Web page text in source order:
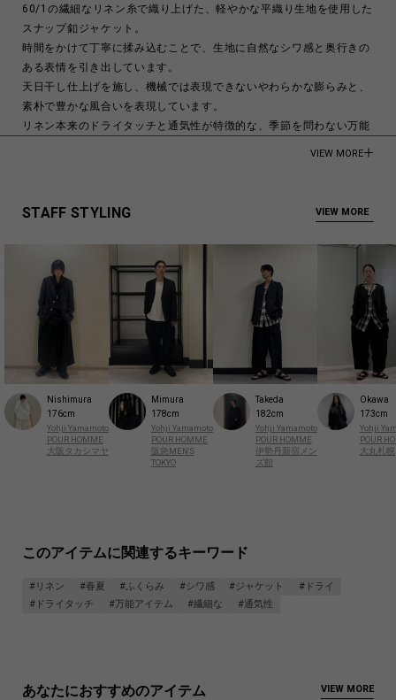
60/1の繊細なリネン糸で織り上げた、軽やかな平織り生地を使用した
スナップ釦ジャケット。
時間をかけて丁寧に揉み込むことで、生地に自然なシワ感と奥行きの
ある表情を引き出しています。
天日干し仕上げを施し、機械では表現できないやわらかな膨らみと、
素朴で豊かな風合いを表現しています。
リネン本来のドライタッチと通気性が特徴的な、季節を問わない万能
100% Flax
商品についてよくあるお問い合わせはこちら
VIEW MORE
STAFF STYLING VIEW MORE
Nishimura
176cm
Yohji Yamamoto
POUR HOMME
大阪タカシマヤ
Mimura
178cm
Yohji Yamamoto
POUR HOMME
阪急MEN'S
TOKYO
Takeda
182cm
Yohji Yamamoto
POUR HOMME
伊勢丹新宿メン
ズ館
Okawa
173cm
Yohji
POUR
大丸札幌
このアイテムに関連するキーワード
#リネン #春夏 #ふくらみ #シワ感 #ジャケット
#ドライ
#ドライタッチ
#万能アイテム #繊細な #通気性
あなたにおすすめのアイテム VIEW MORE